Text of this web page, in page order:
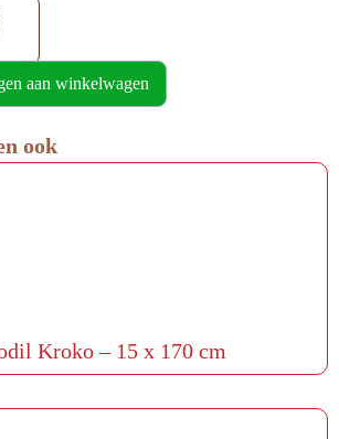
aan winkelwagen
ook
Kroko – 15 x 170 cm